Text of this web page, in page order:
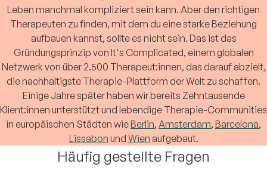
Leben manchmal kompliziert sein kann. Aber den richtigen
Therapeuten zu finden, mit dem du eine starke Beziehung
aufbauen kannst, sollte es nicht sein. Das ist das
Gründungsprinzip von It's Complicated, einem globalen
Netzwerk von über 2.500 Therapeut:innen, das darauf abzielt,
die nachhaltigste Therapie-Plattform der Welt zu schaffen.
Einige Jahre später haben wir bereits Zehntausende
Klient:innen unterstützt und lebendige Therapie-Communities
in europäischen Städten wieBerlin, Amsterdam, Barcelona,
Lissabon und Wien aufgebaut.
Häufig gestellte Fragen